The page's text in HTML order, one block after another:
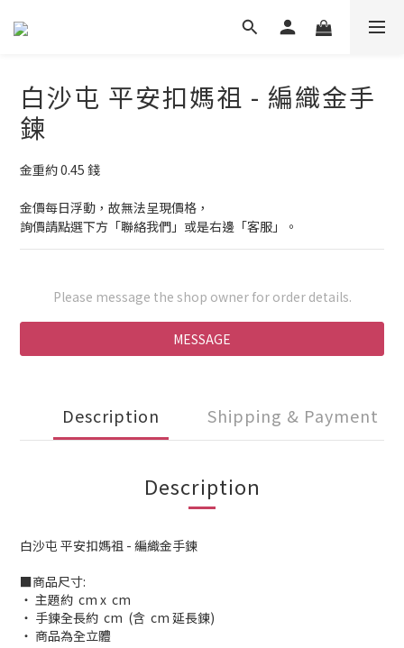
白沙屯 平安扣媽祖 - 編織金手
鍊
金重約 0.45 錢
金價每日浮動，故無法呈現價格，
詢價請點選下方「聯絡我們」或是右邊「客服」。
Please message the shop owner for order details.
MESSAGE
Description Shipping & Payment
Description
白沙屯 平安扣媽祖 - 編織金手鍊
■商品尺寸:
‧ 主題約 cm x cm
‧ 手鍊全長約 cm (含 cm 延長鍊)
‧ 商品為全立體